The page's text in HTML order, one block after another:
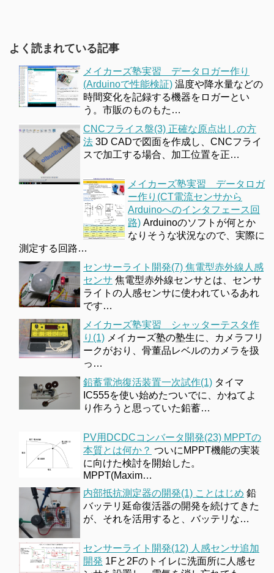
よく読まれている記事
メイカーズ塾実習 データロガー作り
(Arduinoで性能検証) 温度や降水量などの
時間変化を記録する機器をロガーとい
う。市販のものもた…
CNCフライス盤(3) 正確な原点出しの方
法 3D CADで図面を作成し、CNCフライ
スで加工する場合、加工位置を正…
メイカーズ塾実習 データロガ
ー作り(CT電流センサから
Arduinoへのインタフェース回
路) Arduinoのソフトが何とか
なりそうな状況なので、実際に
測定する回路…
センサーライト開発(7) 焦電型赤外線人感
センサ 焦電型赤外線センサとは、センサ
ライトの人感センサに使われているあれ
です…
メイカーズ塾実習 シャッターテスタ作
り(1) メイカーズ塾の塾生に、カメラフリ
ークがおり、骨董品レベルのカメラを扱
っ…
鉛蓄電池復活装置一次試作(1) タイマ
IC555を使い始めたついでに、かねてよ
り作ろうと思っていた鉛蓄…
PV用DCDCコンバータ開発(23) MPPTの
本質とは何か？ ついにMPPT機能の実装
に向けた検討を開始した。
MPPT(Maxim…
内部抵抗測定器の開発(1) ことはじめ 鉛
バッテリ延命復活器の開発を続けてきた
が、それを活用すると、バッテリな…
センサーライト開発(12) 人感センサ追加
開発 1Fと2Fのトイレに洗面所に人感セ